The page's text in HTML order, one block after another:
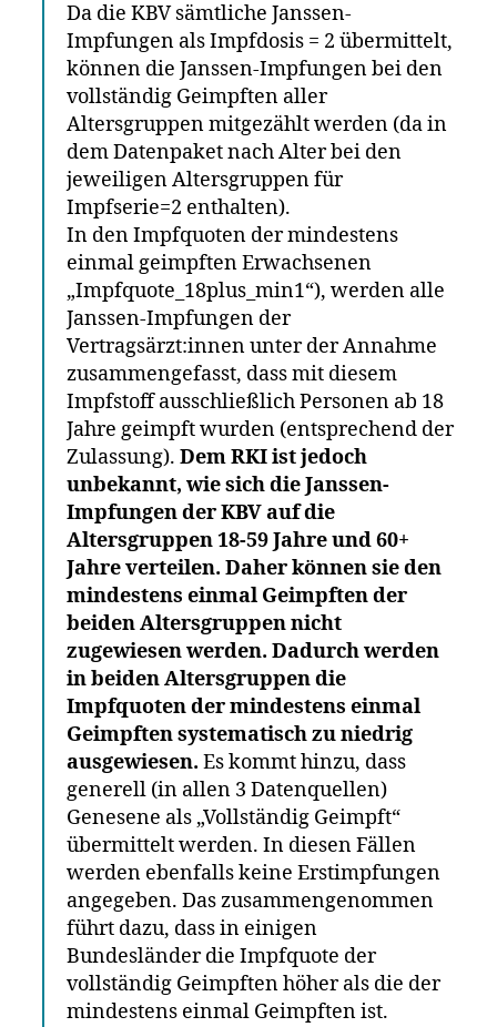
Da die KBV sämtliche Janssen-
Impfungen als Impfdosis = 2 übermittelt,
können die Janssen-Impfungen bei den
vollständig Geimpften aller
Altersgruppen mitgezählt werden (da in
dem Datenpaket nach Alter bei den
jeweiligen Altersgruppen für
Impfserie=2 enthalten).
In den Impfquoten der mindestens
einmal geimpften Erwachsenen
„Impfquote_18plus_min1“), werden alle
Janssen-Impfungen der
Vertragsärzt:innen unter der Annahme
zusammengefasst, dass mit diesem
Impfstoff ausschließlich Personen ab 18
Jahre geimpft wurden (entsprechend der
Zulassung). Dem RKI ist jedoch
unbekannt, wie sich die Janssen-
Impfungen der KBV auf die
Altersgruppen 18-59 Jahre und 60+
Jahre verteilen. Daher können sie den
mindestens einmal Geimpften der
beiden Altersgruppen nicht
zugewiesen werden. Dadurch werden
in beiden Altersgruppen die
Impfquoten der mindestens einmal
Geimpften systematisch zu niedrig
ausgewiesen. Es kommt hinzu, dass
generell (in allen 3 Datenquellen)
Genesene als „Vollständig Geimpft“
übermittelt werden. In diesen Fällen
werden ebenfalls keine Erstimpfungen
angegeben. Das zusammengenommen
führt dazu, dass in einigen
Bundesländer die Impfquote der
vollständig Geimpften höher als die der
mindestens einmal Geimpften ist.